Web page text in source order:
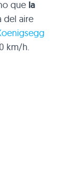
que la
del aire
km/h.